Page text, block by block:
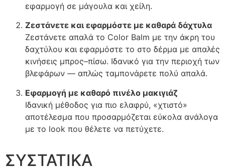
εφαρμογή σε μάγουλα και χείλη.
Ζεστάνετε και εφαρμόστε με καθαρά δάχτυλα
Ζεστάνετε απαλά το Color Balm με την άκρη του
δαχτύλου και εφαρμόστε το στο δέρμα με απαλές
κινήσεις μπρος–πίσω. Ιδανικό για την περιοχή των
βλεφάρων — απλώς ταμπονάρετε πολύ απαλά.
Εφαρμογή με καθαρό πινέλο μακιγιάζ
Ιδανική μέθοδος για πιο ελαφρύ, «χτιστό»
αποτέλεσμα που προσαρμόζεται εύκολα ανάλογα
με το look που θέλετε να πετύχετε.
ΣΥΣΤΑΤΙΚΑ